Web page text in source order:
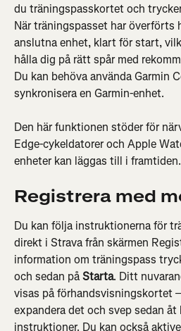
du träningspasskortet och
När träningspasset har överförts
anslutna enhet, klart för start,
hålla dig på rätt spår med
Du kan behöva använda Garmin
synkronisera en Garmin-enhet.
Den här funktionen stöder för
Edge-cykeldatorer och Apple
enheter kan läggas till i framtiden.
Registrera med
Du kan följa instruktionerna för
direkt i Strava från skärmen
information om träningspass
och sedan på Starta. Ditt
visas på
expandera det och svep sedan
instruktioner. Du kan också